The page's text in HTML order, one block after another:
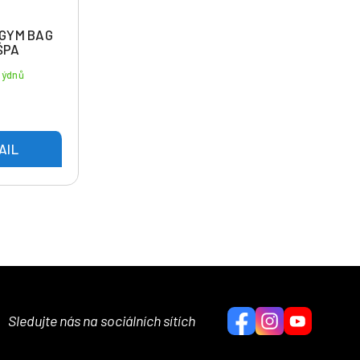
BAG
Sledujte nás na sociálních sítích